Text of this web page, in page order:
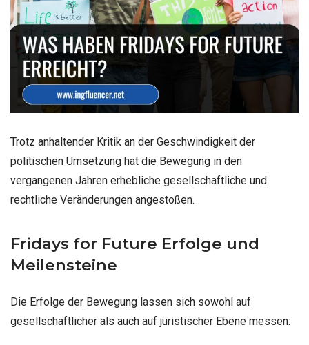
Trotz anhaltender Kritik an der Geschwindigkeit der
politischen Umsetzung hat die Bewegung in den
vergangenen Jahren erhebliche gesellschaftliche und
rechtliche Veränderungen angestoßen.
Fridays for Future Erfolge und
Meilensteine
Die Erfolge der Bewegung lassen sich sowohl auf
gesellschaftlicher als auch auf juristischer Ebene messen: